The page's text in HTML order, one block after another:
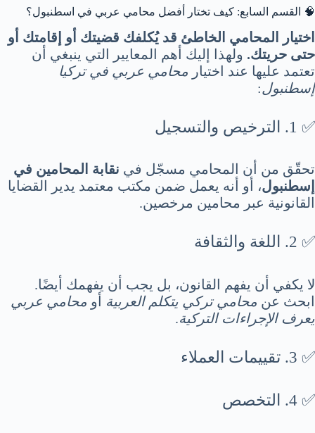
🧠 القسم السابع: كيف تختار أفضل محامي عربي في اسطنبول؟
اختيار المحامي الخاطئ قد يُكلفك قضيتك أو إقامتك أو
حتى حريتك. ولهذا إليك أهم المعايير التي ينبغي أن
تعتمد عليها عند اختيار محامي عربي في تركيا
إسطنبول:
✅ 1. الترخيص والتسجيل
تحقّق من أن المحامي مسجّل في نقابة المحامين في
إسطنبول، أو أنه يعمل ضمن مكتب معتمد يدير القضايا
القانونية عبر محامين مرخصين.
✅ 2. اللغة والثقافة
لا يكفي أن يفهم القانون، بل يجب أن يفهمك أيضًا.
ابحث عن محامي تركي يتكلم العربية أو محامي عربي
يعرف الإجراءات التركية.
✅ 3. تقييمات العملاء
✅ 4. التخصص